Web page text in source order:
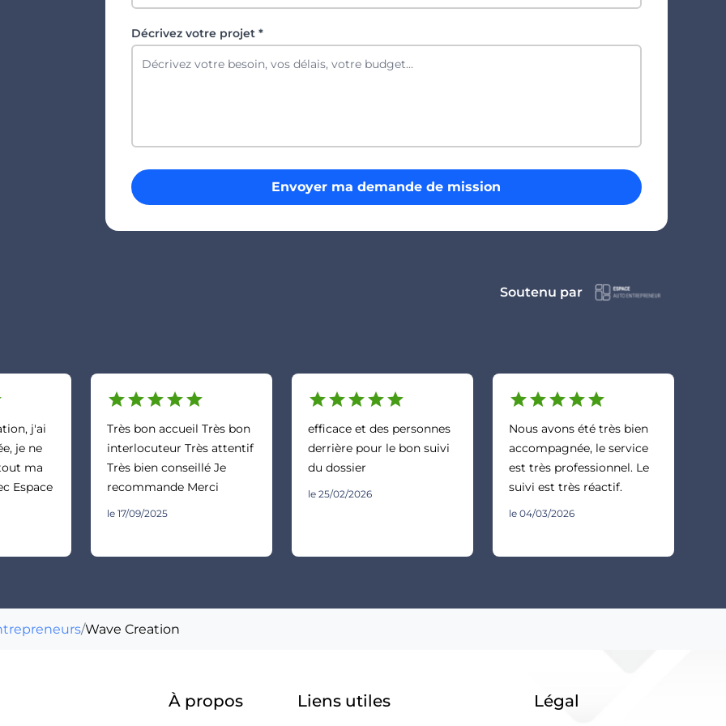
Décrivez votre projet *
Envoyer ma demande de mission
Soutenu par
j'ai
je ne
ma
Espace
starstarstarstarstar
Très bon accueil Très bon
interlocuteur Très attentif
Très bien conseillé Je
recommande Merci
le 17/09/2025
starstarstarstarstar
efficace et des personnes
derrière pour le bon suivi
du dossier
le 25/02/2026
starstarstarstarstar
Nous avons été très bien
accompagnée, le service
est très professionnel. Le
suivi est très réactif.
le 04/03/2026
/Wave Creation
À propos Liens utiles Légal